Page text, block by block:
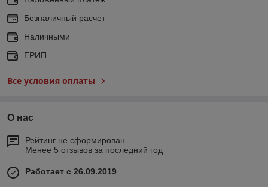
Безналичный расчет
Наличными
ЕРИП
Все условия оплаты
О нас
Рейтинг не сформирован
Менее 5 отзывов за последний год
Работает с 26.09.2019